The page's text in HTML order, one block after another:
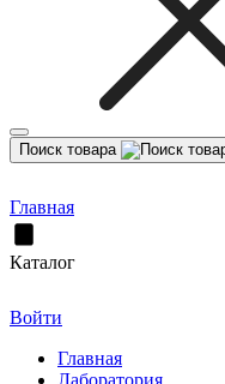
Поиск товара
Главная
Каталог
Войти
Главная
Лаборатория